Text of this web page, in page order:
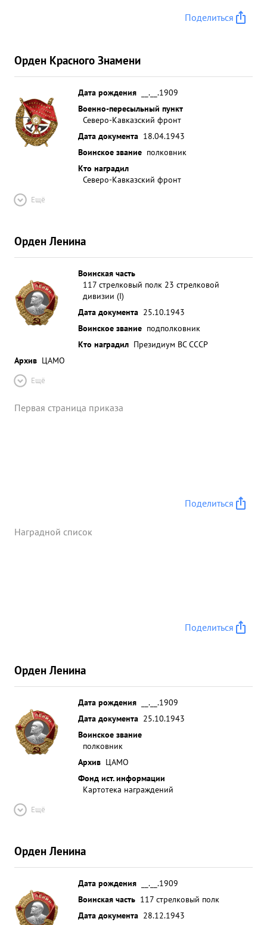
Поделиться
Орден Красного Знамени
Дата рождения
__.__.1909
Военно-пересыльный пункт
Северо-Кавказский фронт
Дата документа 18.04.1943
Воинское звание полковник
Кто наградил
Северо-Кавказский фронт
Ещё
Орден Ленина
Воинская часть
117 стрелковый полк 23 стрелковой
дивизии (I)
Дата документа 25.10.1943
Воинское звание подполковник
Кто наградил Президиум ВС СССР
Архив ЦАМО
Ещё
Первая страница приказа
Поделиться
Наградной список
Поделиться
Орден Ленина
Дата рождения
__.__.1909
Дата документа 25.10.1943
Воинское звание
полковник
Архив ЦАМО
Фонд ист. информации
Картотека награждений
Ещё
Орден Ленина
Дата рождения
__.__.1909
Воинская часть 117 стрелковый полк
Дата документа 28.12.1943